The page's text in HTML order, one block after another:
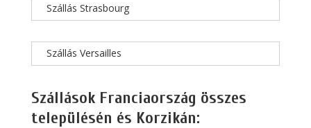
Szállás Strasbourg
Szállás Versailles
Szállások Franciaország összes
településén és Korzikán: